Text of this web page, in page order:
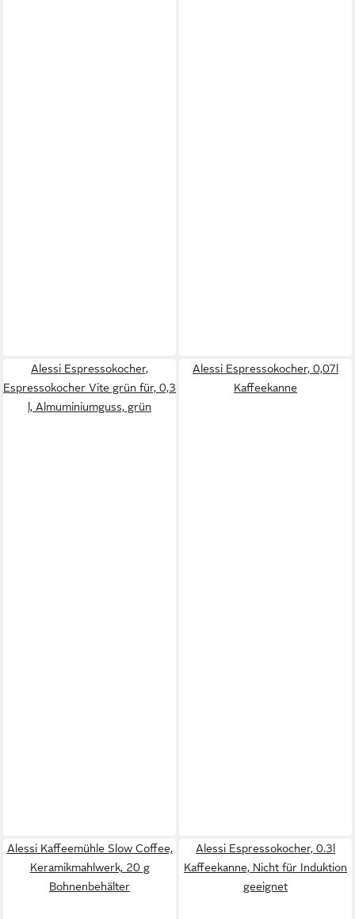
Alessi Espressokocher,
Espressokocher Vite grün für, 0,3
l, Almuminiumguss, grün
Alessi Espressokocher, 0,07l
Kaffeekanne
Alessi Kaffeemühle Slow Coffee,
Keramikmahlwerk, 20 g
Bohnenbehälter
Alessi Espressokocher, 0.3l
Kaffeekanne, Nicht für Induktion
geeignet